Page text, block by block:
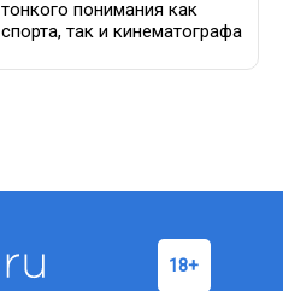
тонкого понимания как
спорта, так и кинематографа